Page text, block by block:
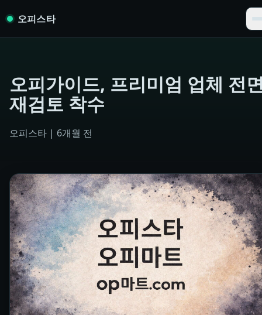
오피스타
오피가이드, 프리미엄 업체 전
재검토 착수
오피스타 | 6개월 전